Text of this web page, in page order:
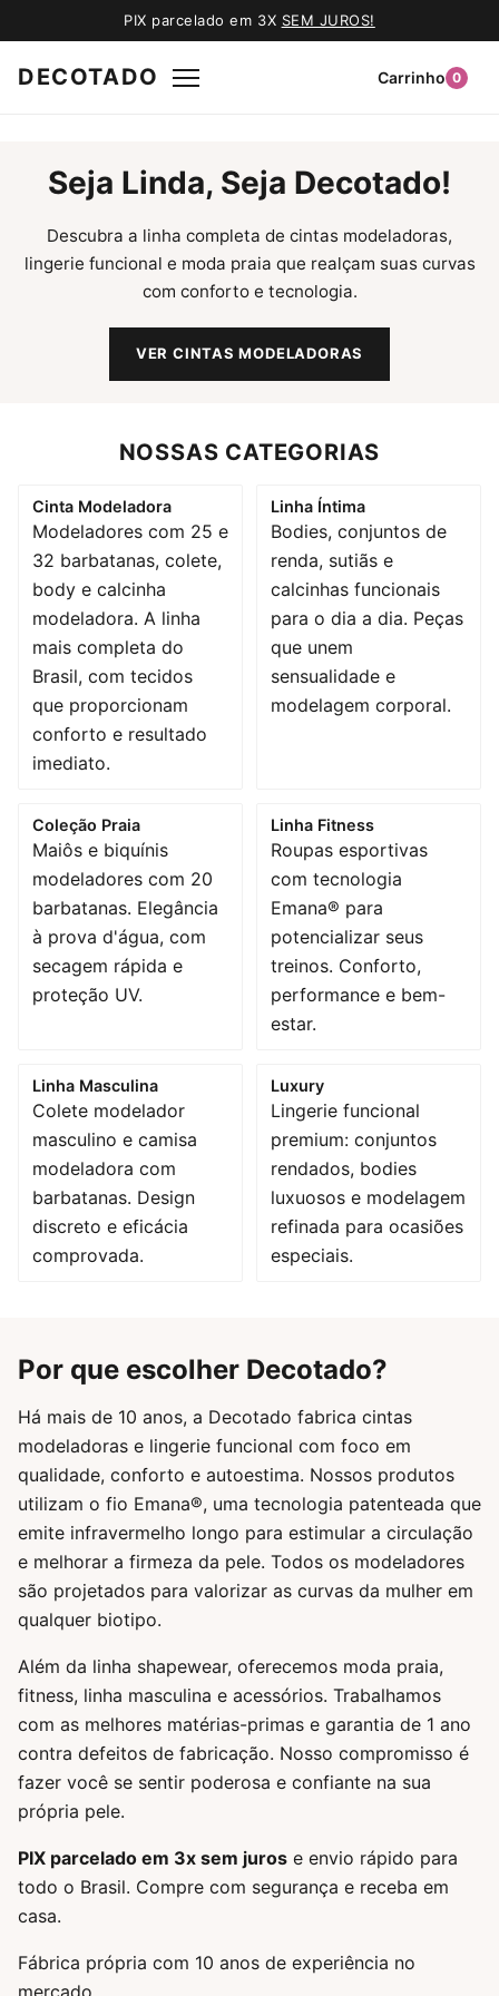
PIX parcelado em 3X SEM JUROS!
DECOTADO Carrinho 0
Seja Linda, Seja Decotado!
Descubra a linha completa de cintas modeladoras,
lingerie funcional e moda praia que realçam suas curvas
com conforto e tecnologia.
VER CINTAS MODELADORAS
NOSSAS CATEGORIAS
Cinta Modeladora
Modeladores com 25 e
32 barbatanas, colete,
body e calcinha
modeladora. A linha
mais completa do
Brasil, com tecidos
que proporcionam
conforto e resultado
imediato.
Linha Íntima
Bodies, conjuntos de
renda, sutiãs e
calcinhas funcionais
para o dia a dia. Peças
que unem
sensualidade e
modelagem corporal.
Coleção Praia
Maiôs e biquínis
modeladores com 20
barbatanas. Elegância
à prova d'água, com
secagem rápida e
proteção UV.
Linha Fitness
Roupas esportivas
com tecnologia
Emana® para
potencializar seus
treinos. Conforto,
performance e bem-
estar.
Linha Masculina
Colete modelador
masculino e camisa
modeladora com
barbatanas. Design
discreto e eficácia
comprovada.
Luxury
Lingerie funcional
premium: conjuntos
rendados, bodies
luxuosos e modelagem
refinada para ocasiões
especiais.
Por que escolher Decotado?
Há mais de 10 anos, a Decotado fabrica cintas
modeladoras e lingerie funcional com foco em
qualidade, conforto e autoestima. Nossos produtos
utilizam o fio Emana®, uma tecnologia patenteada que
emite infravermelho longo para estimular a circulação
e melhorar a firmeza da pele. Todos os modeladores
são projetados para valorizar as curvas da mulher em
qualquer biotipo.
Além da linha shapewear, oferecemos moda praia,
fitness, linha masculina e acessórios. Trabalhamos
com as melhores matérias-primas e garantia de 1 ano
contra defeitos de fabricação. Nosso compromisso é
fazer você se sentir poderosa e confiante na sua
própria pele.
PIX parcelado em 3x sem juros e envio rápido para
todo o Brasil. Compre com segurança e receba em
casa.
Fábrica própria com 10 anos de experiência no